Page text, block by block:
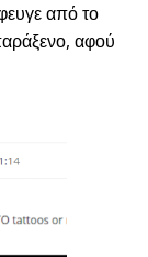
από το
αφού